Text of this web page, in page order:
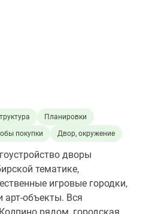
Планировки
покупки Двор, окружение
дворы
тематике,
игровые городки,
арт-объекты. Вся